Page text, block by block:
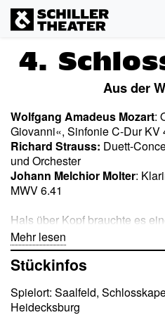
4.
Aus der
Wolfgang Amadeus Mozart:
Giovanni«, Sinfonie C-Dur KV
Richard Strauss: Duett-
und Orchester
Johann Melchior Molter:
MWV 6.41
Hals über Kopf brauchte es
in Linz weilte und sich plötzlich
Konzert zu geben – und
schmiss das Genie seine
nur bei der Ouvertüre zu
der Nacht vor der Premiere
Mehr lesen
Stückinfos
Spielort: Saalfeld,
Heidecksburg